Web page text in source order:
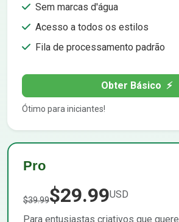
Sem marcas d'água
Acesso a todos os estilos
Fila de processamento padrão
Obter Básico ⚡
Ótimo para iniciantes!
Pro
$39.99$29.99USD
Para entusiastas criativos que